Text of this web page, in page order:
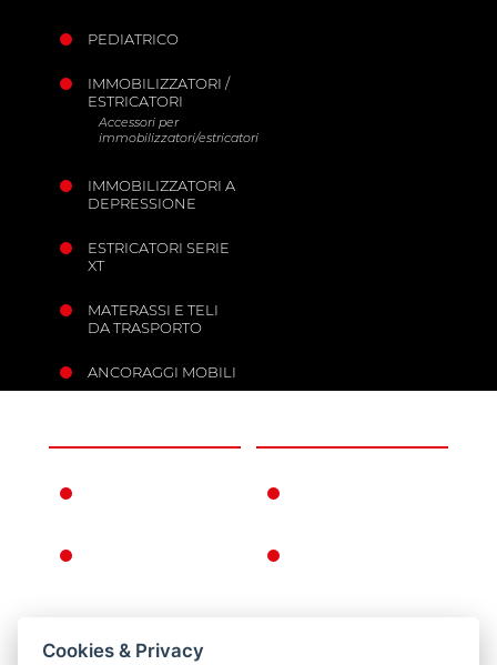
PEDIATRICO
IMMOBILIZZATORI /
ESTRICATORI
Accessori per
immobilizzatori/estricatori
IMMOBILIZZATORI A
DEPRESSIONE
ESTRICATORI SERIE
XT
MATERASSI E TELI
DA TRASPORTO
ANCORAGGI MOBILI
Cookies & Privacy